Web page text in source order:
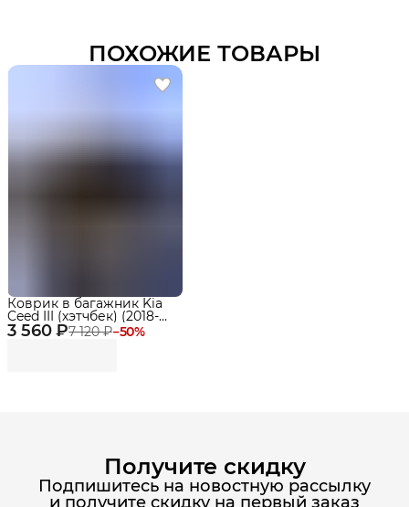
ПОХОЖИЕ ТОВАРЫ
3 560 ₽7 120 ₽−50%
Коврик в багажник Kia
Ceed III (хэтчбек) (2018-
2023) EVA 3D Premium
Получите скидку
Подпишитесь на новостную рассылку
и получите скидку на первый заказ